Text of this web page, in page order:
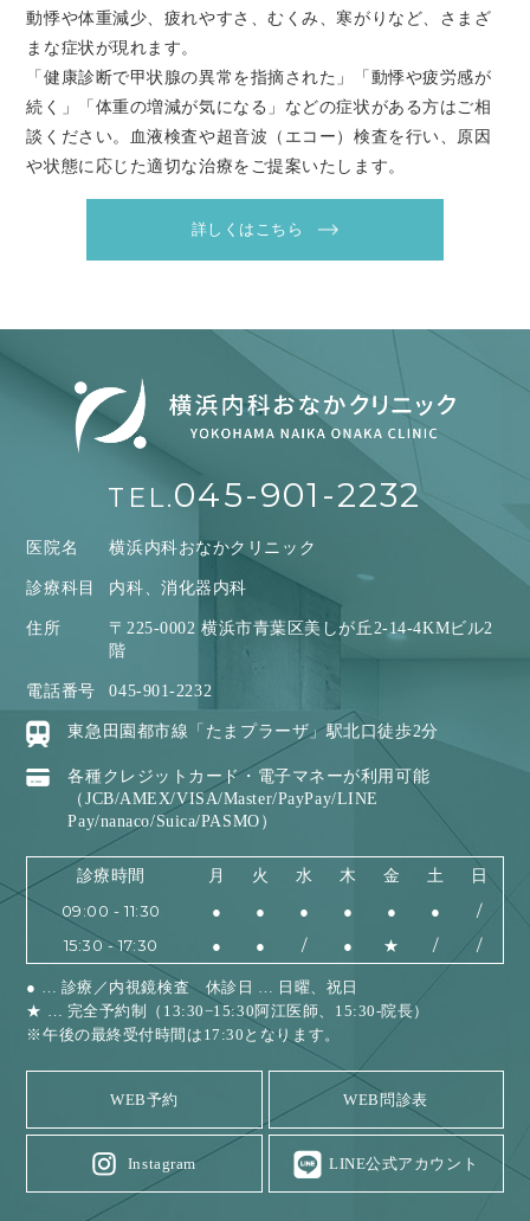
動悸や体重減少、疲れやすさ、むくみ、寒がりなど、さまざ
まな症状が現れます。
「健康診断で甲状腺の異常を指摘された」「動悸や疲労感が
続く」「体重の増減が気になる」などの症状がある方はご相
談ください。血液検査や超音波（エコー）検査を行い、原因
や状態に応じた適切な治療をご提案いたします。
詳しくはこちら
TEL.045-901-2232
医院名 横浜内科おなかクリニック
診療科目 内科、消化器内科
住所
〒225-0002 横浜市青葉区美しが丘2-14-4KMビル2
階
電話番号 045-901-2232
東急田園都市線「たまプラーザ」駅北口徒歩2分
各種クレジットカード・電子マネーが利用可能
（JCB/AMEX/VISA/Master/PayPay/LINE
Pay/nanaco/Suica/PASMO）
診療時間 月 火 水 木 金 土 日
09:00 - 11:30 ● ● ● ● ● ●
/
15:30 - 17:30
● ● / ● ★ / /
● … 診療／内視鏡検査 休診日 … 日曜、祝日
★ … 完全予約制（13:30−15:30阿江医師、15:30-院長）
※午後の最終受付時間は17:30となります。
WEB予約 WEB問診表
Instagram LINE公式アカウント